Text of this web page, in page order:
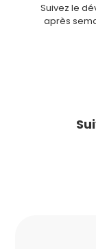
Suivez le
après